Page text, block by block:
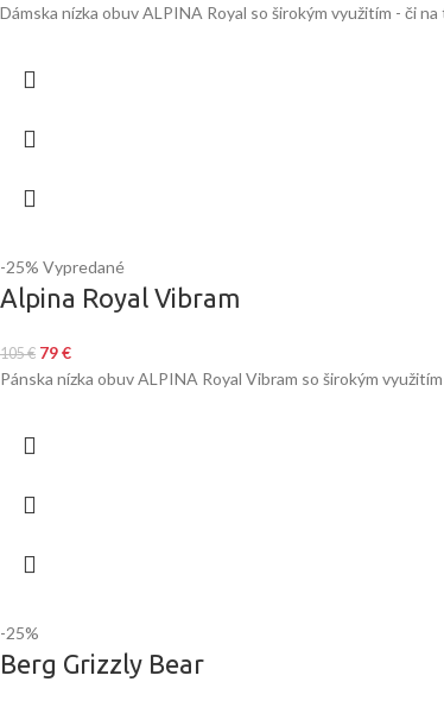
Dámska nízka obuv ALPINA Royal so širokým využitím - či
-25% Vypredané
Alpina Royal Vibram
105€ 79€
Pánska nízka obuv ALPINA Royal Vibram so širokým
-25%
Berg Grizzly Bear